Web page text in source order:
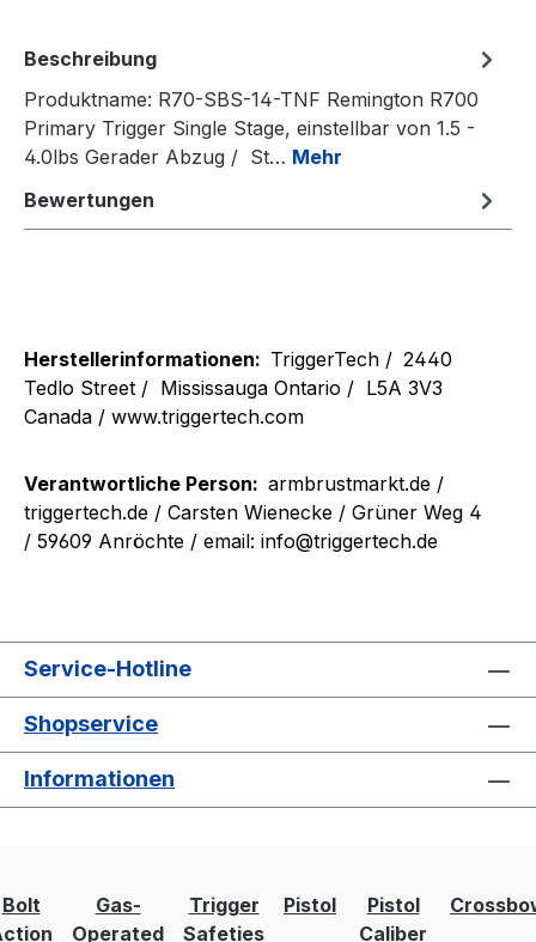
Beschreibung
Produktname: R70-SBS-14-TNF Remington R700
Primary Trigger Single Stage, einstellbar von 1.5 -
4.0lbs Gerader Abzug / St… Mehr
Bewertungen
Herstellerinformationen: TriggerTech / 2440
Tedlo Street / Mississauga Ontario / L5A 3V3
Canada / www.triggertech.com
Verantwortliche Person: armbrustmarkt.de /
triggertech.de / Carsten Wienecke / Grüner Weg 4
/ 59609 Anröchte / email: info@triggertech.de
Service-Hotline
Shopservice
Informationen
Bolt
Gas-
Operated
Trigger
Safeties
Pistol
Pistol
Caliber